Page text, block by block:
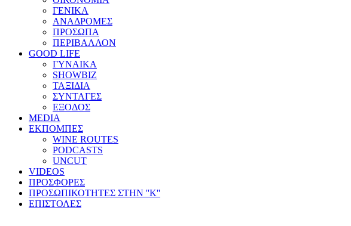
ΓΕΝΙΚΑ
ΑΝΑΔΡΟΜΕΣ
ΠΡΟΣΩΠΑ
ΠΕΡΙΒΑΛΛΟΝ
GOOD LIFE
ΓΥΝΑΙΚΑ
SHOWBIZ
ΤΑΞΙΔΙΑ
ΣΥΝΤΑΓΕΣ
ΕΞΟΔΟΣ
MEDIA
ΕΚΠΟΜΠΕΣ
WINE ROUTES
PODCASTS
UNCUT
VIDEOS
ΠΡΟΣΦΟΡΕΣ
ΠΡΟΣΩΠΙΚΟΤΗΤΕΣ ΣΤΗΝ ''Κ''
ΕΠΙΣΤΟΛΕΣ